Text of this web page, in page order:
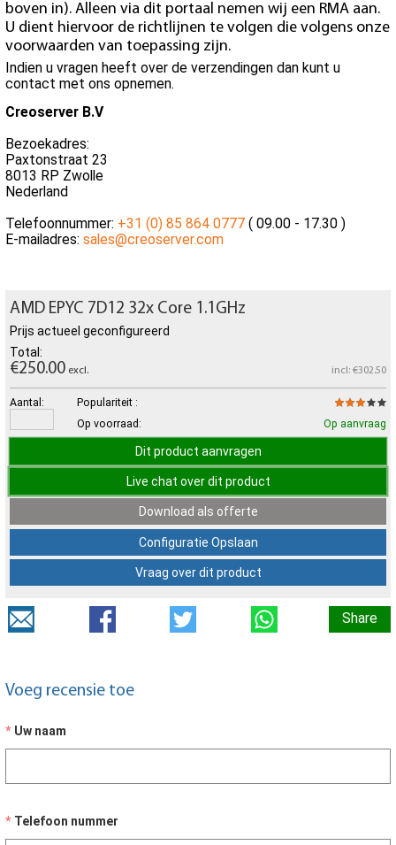
boven in). Alleen via dit portaal nemen wij een RMA aan.
U dient hiervoor de richtlijnen te volgen die volgens onze
voorwaarden van toepassing zijn.
Indien u vragen heeft over de verzendingen dan kunt u
contact met ons opnemen.
Creoserver B.V
Bezoekadres:
Paxtonstraat 23
8013 RP Zwolle
Nederland
Telefoonnummer: +31 (0) 85 864 0777 ( 09.00 - 17.30 )
E-mailadres: sales@creoserver.com
AMD EPYC 7D12 32x Core 1.1GHz
Prijs actueel geconfigureerd
Total:
€250.00 excl. incl: €302.50
Aantal:
Populariteit :
Op voorraad:
Op aanvraag
Dit product aanvragen
Live chat over dit product
Download als offerte
Configuratie Opslaan
Vraag over dit product
Share
Voeg recensie toe
Uw naam
Telefoon nummer